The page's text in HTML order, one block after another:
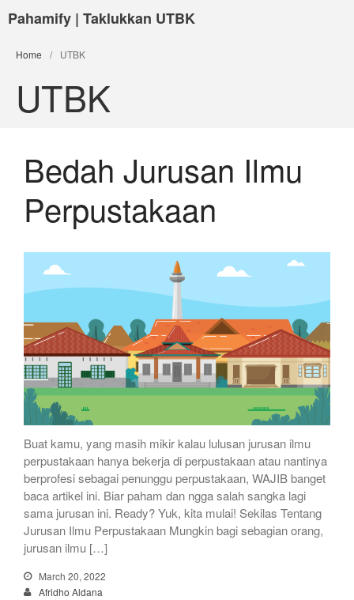
Pahamify | Taklukkan UTBK
Home / UTBK
UTBK
Bedah Jurusan Ilmu
Perpustakaan
Buat kamu, yang masih mikir kalau lulusan jurusan ilmu
perpustakaan hanya bekerja di perpustakaan atau nantinya
berprofesi sebagai penunggu perpustakaan, WAJIB banget
baca artikel ini. Biar paham dan ngga salah sangka lagi
sama jurusan ini. Ready? Yuk, kita mulai! Sekilas Tentang
Jurusan Ilmu Perpustakaan Mungkin bagi sebagian orang,
jurusan ilmu […]
March 20, 2022
Afridho Aldana